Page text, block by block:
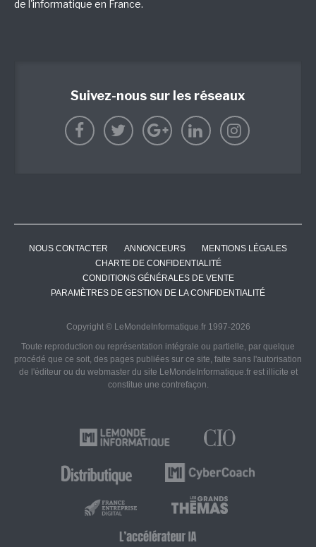
de l'informatique en France.
Suivez-nous sur les réseaux
NOUS CONTACTER ANNONCEURS
MENTIONS LÉGALES
CHARTE DE CONFIDENTIALITÉ
CONDITIONS GÉNÉRALES DE VENTE
PARAMÈTRES DE GESTION DE LA CONFIDENTIALITÉ
Copyright © LeMondeInformatique.fr 1997-2026
Toute reproduction ou représentation intégrale ou partielle, par quelque
procédé que ce soit, des pages publiées sur ce site, faite sans l'autorisation
de l'éditeur ou du webmaster du site LeMondeInformatique.fr est illicite et
constitue une contrefaçon.